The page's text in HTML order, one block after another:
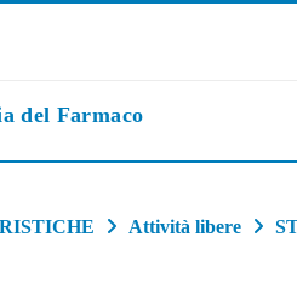
del Farmaco
Attività libere